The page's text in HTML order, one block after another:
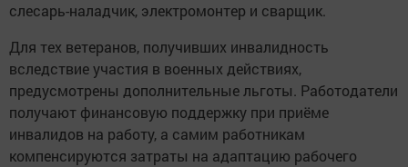
слесарь-наладчик, электромонтер и сварщик.
Для тех ветеранов, получивших инвалидность
вследствие участия в военных действиях,
предусмотрены дополнительные льготы. Работодатели
получают финансовую поддержку при приёме
инвалидов на работу, а самим работникам
компенсируются затраты на адаптацию рабочего